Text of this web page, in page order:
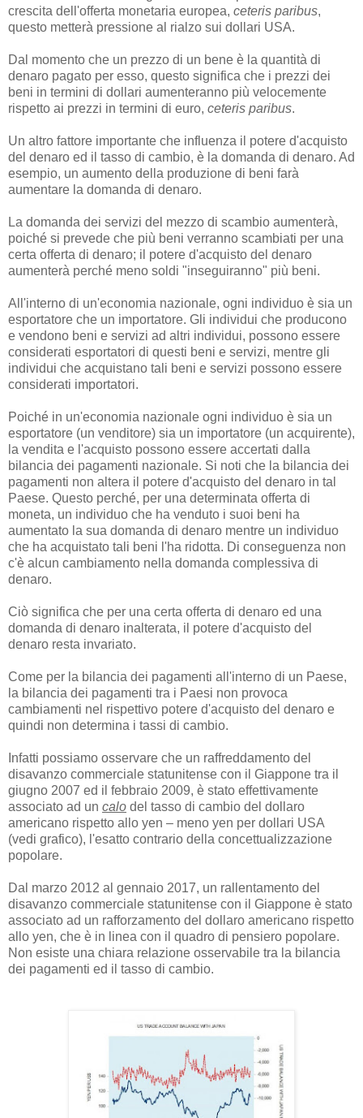
crescita dell'offerta monetaria europea, ceteris paribus,
questo metterà pressione al rialzo sui dollari USA.
Dal momento che un prezzo di un bene è la quantità di
denaro pagato per esso, questo significa che i prezzi dei
beni in termini di dollari aumenteranno più velocemente
rispetto ai prezzi in termini di euro, ceteris paribus.
Un altro fattore importante che influenza il potere d'acquisto
del denaro ed il tasso di cambio, è la domanda di denaro. Ad
esempio, un aumento della produzione di beni farà
aumentare la domanda di denaro.
La domanda dei servizi del mezzo di scambio aumenterà,
poiché si prevede che più beni verranno scambiati per una
certa offerta di denaro; il potere d'acquisto del denaro
aumenterà perché meno soldi "inseguiranno" più beni.
All'interno di un'economia nazionale, ogni individuo è sia un
esportatore che un importatore. Gli individui che producono
e vendono beni e servizi ad altri individui, possono essere
considerati esportatori di questi beni e servizi, mentre gli
individui che acquistano tali beni e servizi possono essere
considerati importatori.
Poiché in un'economia nazionale ogni individuo è sia un
esportatore (un venditore) sia un importatore (un acquirente),
la vendita e l'acquisto possono essere accertati dalla
bilancia dei pagamenti nazionale. Si noti che la bilancia dei
pagamenti non altera il potere d'acquisto del denaro in tal
Paese. Questo perché, per una determinata offerta di
moneta, un individuo che ha venduto i suoi beni ha
aumentato la sua domanda di denaro mentre un individuo
che ha acquistato tali beni l'ha ridotta. Di conseguenza non
c'è alcun cambiamento nella domanda complessiva di
denaro.
Ciò significa che per una certa offerta di denaro ed una
domanda di denaro inalterata, il potere d'acquisto del
denaro resta invariato.
Come per la bilancia dei pagamenti all'interno di un Paese,
la bilancia dei pagamenti tra i Paesi non provoca
cambiamenti nel rispettivo potere d'acquisto del denaro e
quindi non determina i tassi di cambio.
Infatti possiamo osservare che un raffreddamento del
disavanzo commerciale statunitense con il Giappone tra il
giugno 2007 ed il febbraio 2009, è stato effettivamente
associato ad un calo del tasso di cambio del dollaro
americano rispetto allo yen – meno yen per dollari USA
(vedi grafico), l'esatto contrario della concettualizzazione
popolare.
Dal marzo 2012 al gennaio 2017, un rallentamento del
disavanzo commerciale statunitense con il Giappone è stato
associato ad un rafforzamento del dollaro americano rispetto
allo yen, che è in linea con il quadro di pensiero popolare.
Non esiste una chiara relazione osservabile tra la bilancia
dei pagamenti ed il tasso di cambio.